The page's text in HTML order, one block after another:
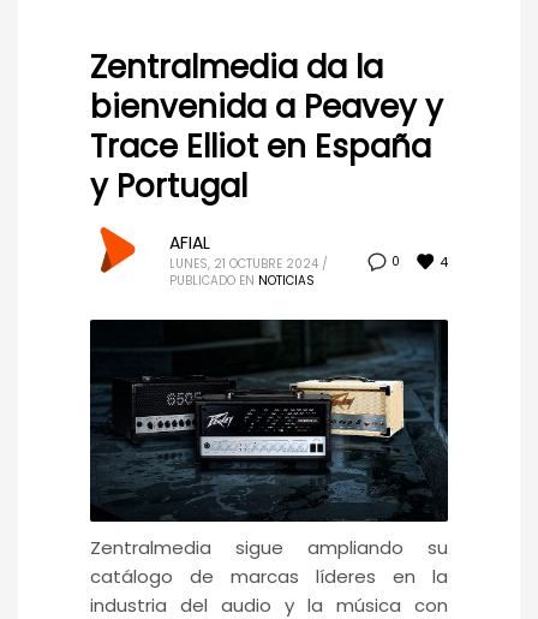
Zentralmedia da la
bienvenida a Peavey y
Trace Elliot en España
y Portugal
0 4
AFIAL
LUNES, 21 OCTUBRE 2024 /
PUBLICADO EN NOTICIAS
Zentralmedia sigue ampliando su
catálogo de marcas líderes en la
industria del audio y la música con